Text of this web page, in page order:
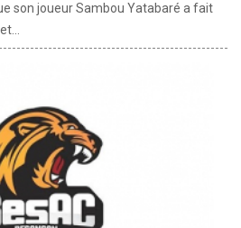
son joueur Sambou Yatabaré a fait